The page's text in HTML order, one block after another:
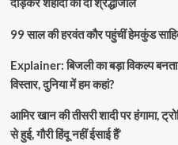
99 साल की हरवंत कौर पहुंचीं हेमकुंड
Explainer: बिजली का बड़ा विकल्प
विस्तार, दुनिया में हम कहां?
आमिर खान की तीसरी शादी पर हंगामा,
से हुई, गौरी हिंदू नहीं ईसाई हैं’